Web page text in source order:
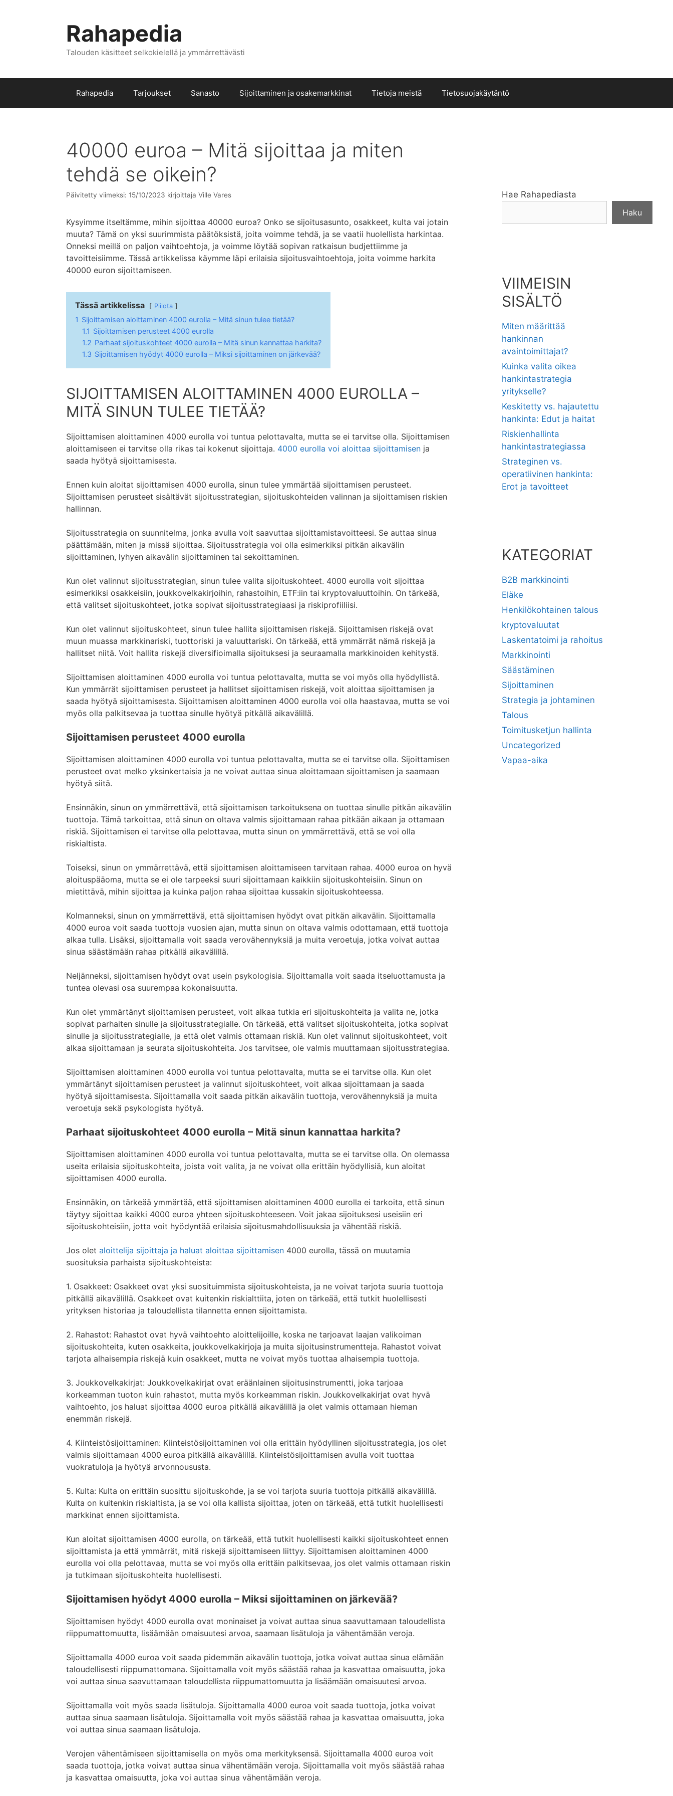
Rahapedia
Talouden käsitteet selkokielellä ja ymmärrettävästi
Rahapedia Tarjoukset Sanasto Sijoittaminen ja osakemarkkinat Tietoja meistä Tietosuojakäytäntö
40000 euroa – Mitä sijoittaa ja miten
tehdä se oikein?
Päivitetty viimeksi: 15/10/2023 kirjoittaja Ville Vares
Kysyimme itseltämme, mihin sijoittaa 40000 euroa? Onko se sijoitusasunto, osakkeet, kulta vai jotain
muuta? Tämä on yksi suurimmista päätöksistä, joita voimme tehdä, ja se vaatii huolellista harkintaa.
Onneksi meillä on paljon vaihtoehtoja, ja voimme löytää sopivan ratkaisun budjettiimme ja
tavoitteisiimme. Tässä artikkelissa käymme läpi erilaisia sijoitusvaihtoehtoja, joita voimme harkita
40000 euron sijoittamiseen.
Tässä artikkelissa Piilota
1 Sijoittamisen aloittaminen 4000 eurolla – Mitä sinun tulee tietää?
1.1 Sijoittamisen perusteet 4000 eurolla
1.2 Parhaat sijoituskohteet 4000 eurolla – Mitä sinun kannattaa harkita?
1.3 Sijoittamisen hyödyt 4000 eurolla – Miksi sijoittaminen on järkevää?
SIJOITTAMISEN ALOITTAMINEN 4000 EUROLLA –
MITÄ SINUN TULEE TIETÄÄ?
Sijoittamisen aloittaminen 4000 eurolla voi tuntua pelottavalta, mutta se ei tarvitse olla. Sijoittamisen
aloittamiseen ei tarvitse olla rikas tai kokenut sijoittaja. 4000 eurolla voi aloittaa sijoittamisen ja
saada hyötyä sijoittamisesta.
Ennen kuin aloitat sijoittamisen 4000 eurolla, sinun tulee ymmärtää sijoittamisen perusteet.
Sijoittamisen perusteet sisältävät sijoitusstrategian, sijoituskohteiden valinnan ja sijoittamisen riskien
hallinnan.
Sijoitusstrategia on suunnitelma, jonka avulla voit saavuttaa sijoittamistavoitteesi. Se auttaa sinua
päättämään, miten ja missä sijoittaa. Sijoitusstrategia voi olla esimerkiksi pitkän aikavälin
sijoittaminen, lyhyen aikavälin sijoittaminen tai sekoittaminen.
Kun olet valinnut sijoitusstrategian, sinun tulee valita sijoituskohteet. 4000 eurolla voit sijoittaa
esimerkiksi osakkeisiin, joukkovelkakirjoihin, rahastoihin, ETF:iin tai kryptovaluuttoihin. On tärkeää,
että valitset sijoituskohteet, jotka sopivat sijoitusstrategiaasi ja riskiprofiiliisi.
Kun olet valinnut sijoituskohteet, sinun tulee hallita sijoittamisen riskejä. Sijoittamisen riskejä ovat
muun muassa markkinariski, tuottoriski ja valuuttariski. On tärkeää, että ymmärrät nämä riskejä ja
hallitset niitä. Voit hallita riskejä diversifioimalla sijoituksesi ja seuraamalla markkinoiden kehitystä.
Sijoittamisen aloittaminen 4000 eurolla voi tuntua pelottavalta, mutta se voi myös olla hyödyllistä.
Kun ymmärrät sijoittamisen perusteet ja hallitset sijoittamisen riskejä, voit aloittaa sijoittamisen ja
saada hyötyä sijoittamisesta. Sijoittamisen aloittaminen 4000 eurolla voi olla haastavaa, mutta se voi
myös olla palkitsevaa ja tuottaa sinulle hyötyä pitkällä aikavälillä.
Sijoittamisen perusteet 4000 eurolla
Sijoittamisen aloittaminen 4000 eurolla voi tuntua pelottavalta, mutta se ei tarvitse olla. Sijoittamisen
perusteet ovat melko yksinkertaisia ja ne voivat auttaa sinua aloittamaan sijoittamisen ja saamaan
hyötyä siitä.
Ensinnäkin, sinun on ymmärrettävä, että sijoittamisen tarkoituksena on tuottaa sinulle pitkän aikavälin
tuottoja. Tämä tarkoittaa, että sinun on oltava valmis sijoittamaan rahaa pitkään aikaan ja ottamaan
riskiä. Sijoittamisen ei tarvitse olla pelottavaa, mutta sinun on ymmärrettävä, että se voi olla
riskialtista.
Toiseksi, sinun on ymmärrettävä, että sijoittamisen aloittamiseen tarvitaan rahaa. 4000 euroa on hyvä
aloituspääoma, mutta se ei ole tarpeeksi suuri sijoittamaan kaikkiin sijoituskohteisiin. Sinun on
mietittävä, mihin sijoittaa ja kuinka paljon rahaa sijoittaa kussakin sijoituskohteessa.
Kolmanneksi, sinun on ymmärrettävä, että sijoittamisen hyödyt ovat pitkän aikavälin. Sijoittamalla
4000 euroa voit saada tuottoja vuosien ajan, mutta sinun on oltava valmis odottamaan, että tuottoja
alkaa tulla. Lisäksi, sijoittamalla voit saada verovähennyksiä ja muita veroetuja, jotka voivat auttaa
sinua säästämään rahaa pitkällä aikavälillä.
Neljänneksi, sijoittamisen hyödyt ovat usein psykologisia. Sijoittamalla voit saada itseluottamusta ja
tuntea olevasi osa suurempaa kokonaisuutta.
Kun olet ymmärtänyt sijoittamisen perusteet, voit alkaa tutkia eri sijoituskohteita ja valita ne, jotka
sopivat parhaiten sinulle ja sijoitusstrategialle. On tärkeää, että valitset sijoituskohteita, jotka sopivat
sinulle ja sijoitusstrategialle, ja että olet valmis ottamaan riskiä. Kun olet valinnut sijoituskohteet, voit
alkaa sijoittamaan ja seurata sijoituskohteita. Jos tarvitsee, ole valmis muuttamaan sijoitusstrategiaa.
Sijoittamisen aloittaminen 4000 eurolla voi tuntua pelottavalta, mutta se ei tarvitse olla. Kun olet
ymmärtänyt sijoittamisen perusteet ja valinnut sijoituskohteet, voit alkaa sijoittamaan ja saada
hyötyä sijoittamisesta. Sijoittamalla voit saada pitkän aikavälin tuottoja, verovähennyksiä ja muita
veroetuja sekä psykologista hyötyä.
Parhaat sijoituskohteet 4000 eurolla – Mitä sinun kannattaa harkita?
Sijoittamisen aloittaminen 4000 eurolla voi tuntua pelottavalta, mutta se ei tarvitse olla. On olemassa
useita erilaisia sijoituskohteita, joista voit valita, ja ne voivat olla erittäin hyödyllisiä, kun aloitat
sijoittamisen 4000 eurolla.
Ensinnäkin, on tärkeää ymmärtää, että sijoittamisen aloittaminen 4000 eurolla ei tarkoita, että sinun
täytyy sijoittaa kaikki 4000 euroa yhteen sijoituskohteeseen. Voit jakaa sijoituksesi useisiin eri
sijoituskohteisiin, jotta voit hyödyntää erilaisia sijoitusmahdollisuuksia ja vähentää riskiä.
Jos olet aloittelija sijoittaja ja haluat aloittaa sijoittamisen 4000 eurolla, tässä on muutamia
suosituksia parhaista sijoituskohteista:
1. Osakkeet: Osakkeet ovat yksi suosituimmista sijoituskohteista, ja ne voivat tarjota suuria tuottoja
pitkällä aikavälillä. Osakkeet ovat kuitenkin riskialttiita, joten on tärkeää, että tutkit huolellisesti
yrityksen historiaa ja taloudellista tilannetta ennen sijoittamista.
2. Rahastot: Rahastot ovat hyvä vaihtoehto aloittelijoille, koska ne tarjoavat laajan valikoiman
sijoituskohteita, kuten osakkeita, joukkovelkakirjoja ja muita sijoitusinstrumentteja. Rahastot voivat
tarjota alhaisempia riskejä kuin osakkeet, mutta ne voivat myös tuottaa alhaisempia tuottoja.
3. Joukkovelkakirjat: Joukkovelkakirjat ovat eräänlainen sijoitusinstrumentti, joka tarjoaa
korkeamman tuoton kuin rahastot, mutta myös korkeamman riskin. Joukkovelkakirjat ovat hyvä
vaihtoehto, jos haluat sijoittaa 4000 euroa pitkällä aikavälillä ja olet valmis ottamaan hieman
enemmän riskejä.
4. Kiinteistösijoittaminen: Kiinteistösijoittaminen voi olla erittäin hyödyllinen sijoitusstrategia, jos olet
valmis sijoittamaan 4000 euroa pitkällä aikavälillä. Kiinteistösijoittamisen avulla voit tuottaa
vuokratuloja ja hyötyä arvonnoususta.
5. Kulta: Kulta on erittäin suosittu sijoituskohde, ja se voi tarjota suuria tuottoja pitkällä aikavälillä.
Kulta on kuitenkin riskialtista, ja se voi olla kallista sijoittaa, joten on tärkeää, että tutkit huolellisesti
markkinat ennen sijoittamista.
Kun aloitat sijoittamisen 4000 eurolla, on tärkeää, että tutkit huolellisesti kaikki sijoituskohteet ennen
sijoittamista ja että ymmärrät, mitä riskejä sijoittamiseen liittyy. Sijoittamisen aloittaminen 4000
eurolla voi olla pelottavaa, mutta se voi myös olla erittäin palkitsevaa, jos olet valmis ottamaan riskin
ja tutkimaan sijoituskohteita huolellisesti.
Sijoittamisen hyödyt 4000 eurolla – Miksi sijoittaminen on järkevää?
Sijoittamisen hyödyt 4000 eurolla ovat moninaiset ja voivat auttaa sinua saavuttamaan taloudellista
riippumattomuutta, lisäämään omaisuutesi arvoa, saamaan lisätuloja ja vähentämään veroja.
Sijoittamalla 4000 euroa voit saada pidemmän aikavälin tuottoja, jotka voivat auttaa sinua elämään
taloudellisesti riippumattomana. Sijoittamalla voit myös säästää rahaa ja kasvattaa omaisuutta, joka
voi auttaa sinua saavuttamaan taloudellista riippumattomuutta ja lisäämään omaisuutesi arvoa.
Sijoittamalla voit myös saada lisätuloja. Sijoittamalla 4000 euroa voit saada tuottoja, jotka voivat
auttaa sinua saamaan lisätuloja. Sijoittamalla voit myös säästää rahaa ja kasvattaa omaisuutta, joka
voi auttaa sinua saamaan lisätuloja.
Verojen vähentämiseen sijoittamisella on myös oma merkityksensä. Sijoittamalla 4000 euroa voit
saada tuottoja, jotka voivat auttaa sinua vähentämään veroja. Sijoittamalla voit myös säästää rahaa
ja kasvattaa omaisuutta, joka voi auttaa sinua vähentämään veroja.
Hae Rahapediasta
Haku
VIIMEISIN
SISÄLTÖ
Miten määrittää
hankinnan
avaintoimittajat?
Kuinka valita oikea
hankintastrategia
yritykselle?
Keskitetty vs. hajautettu
hankinta: Edut ja haitat
Riskienhallinta
hankintastrategiassa
Strateginen vs.
operatiivinen hankinta:
Erot ja tavoitteet
KATEGORIAT
B2B markkinointi
Eläke
Henkilökohtainen talous
kryptovaluutat
Laskentatoimi ja rahoitus
Markkinointi
Säästäminen
Sijoittaminen
Strategia ja johtaminen
Talous
Toimitusketjun hallinta
Uncategorized
Vapaa-aika